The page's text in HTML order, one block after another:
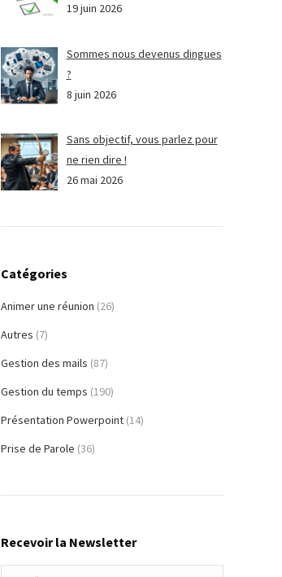
19 juin 2026
Sommes nous devenus dingues
?
8 juin 2026
Sans objectif, vous parlez pour
ne rien dire !
26 mai 2026
Catégories
Animer une réunion (26)
Autres (7)
Gestion des mails (87)
Gestion du temps (190)
Présentation Powerpoint (14)
Prise de Parole (36)
Recevoir la Newsletter